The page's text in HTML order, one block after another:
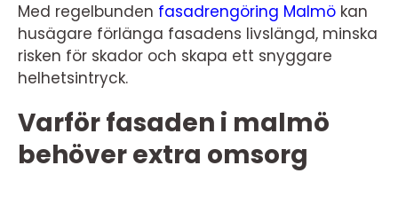
Med regelbunden fasadrengöring Malmö kan
husägare förlänga fasadens livslängd, minska
risken för skador och skapa ett snyggare
helhetsintryck.
Varför fasaden i malmö
behöver extra omsorg